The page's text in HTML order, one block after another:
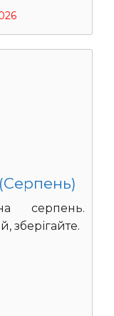
серпень.
зберігайте.